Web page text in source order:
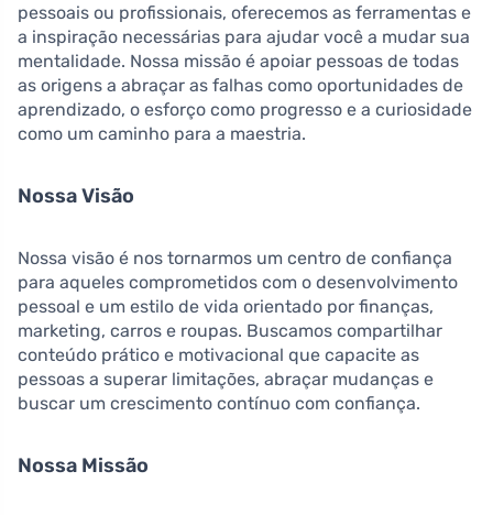
pessoais ou profissionais, oferecemos as ferramentas e
a inspiração necessárias para ajudar você a mudar sua
mentalidade. Nossa missão é apoiar pessoas de todas
as origens a abraçar as falhas como oportunidades de
aprendizado, o esforço como progresso e a curiosidade
como um caminho para a maestria.
Nossa Visão
Nossa visão é nos tornarmos um centro de confiança
para aqueles comprometidos com o desenvolvimento
pessoal e um estilo de vida orientado por finanças,
marketing, carros e roupas. Buscamos compartilhar
conteúdo prático e motivacional que capacite as
pessoas a superar limitações, abraçar mudanças e
buscar um crescimento contínuo com confiança.
Nossa Missão